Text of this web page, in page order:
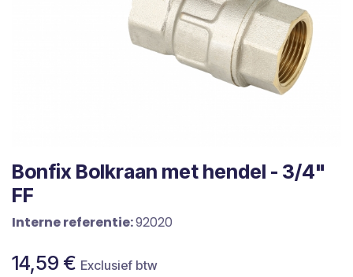
Bonfix Bolkraan met hendel - 3/4"
FF
Interne referentie:92020
14,59 € Exclusief btw